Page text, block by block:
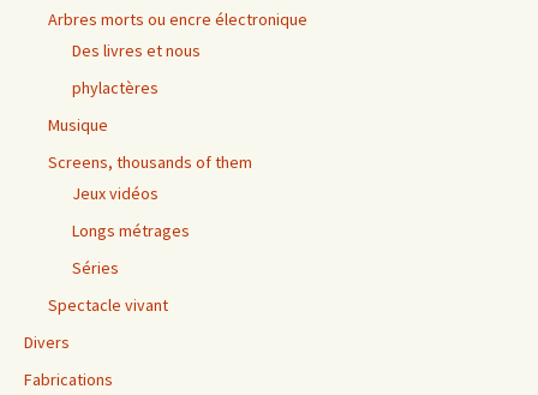
Arbres morts ou encre électronique
Des livres et nous
phylactères
Musique
Screens, thousands of them
Jeux vidéos
Longs métrages
Séries
Spectacle vivant
Divers
Fabrications